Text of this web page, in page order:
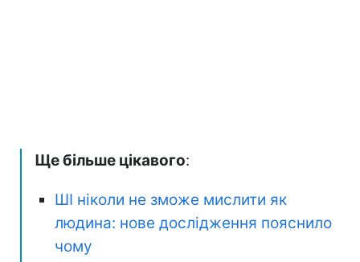
Ще більше цікавого:
ШІ ніколи не зможе мислити як
людина: нове дослідження пояснило
чому